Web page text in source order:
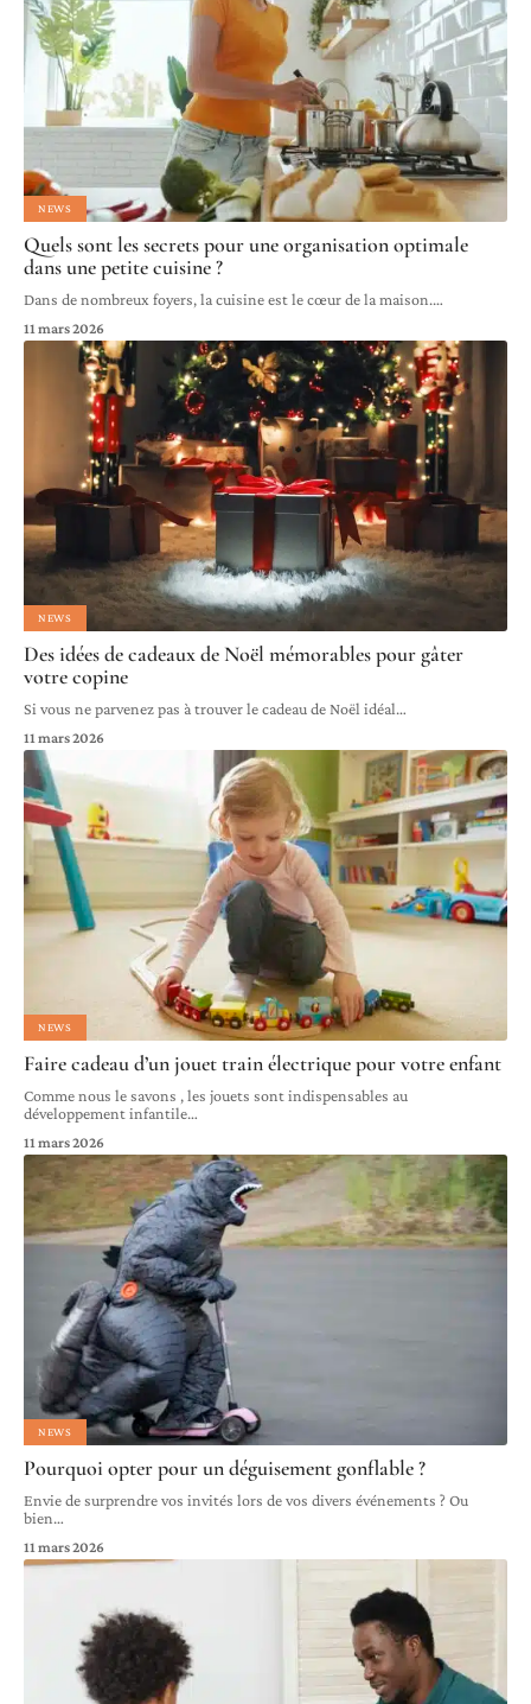
NEWS
Quels sont les secrets pour une organisation optimale
dans une petite cuisine ?
Dans de nombreux foyers, la cuisine est le cœur de la maison.…
11 mars 2026
NEWS
Des idées de cadeaux de Noël mémorables pour gâter
votre copine
Si vous ne parvenez pas à trouver le cadeau de Noël idéal…
11 mars 2026
NEWS
Faire cadeau d’un jouet train électrique pour votre enfant
Comme nous le savons , les jouets sont indispensables au
développement infantile…
11 mars 2026
NEWS
Pourquoi opter pour un déguisement gonflable ?
Envie de surprendre vos invités lors de vos divers événements ? Ou
bien…
11 mars 2026